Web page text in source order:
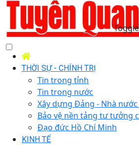
THỜI SỰ - CHÍNH TRỊ
Tin trong tỉnh
Tin trong nước
Xây dựng Đảng - Nhà nước
Bảo vệ nền tảng tư tưởng
Đạo đức Hồ Chí Minh
KINH TẾ